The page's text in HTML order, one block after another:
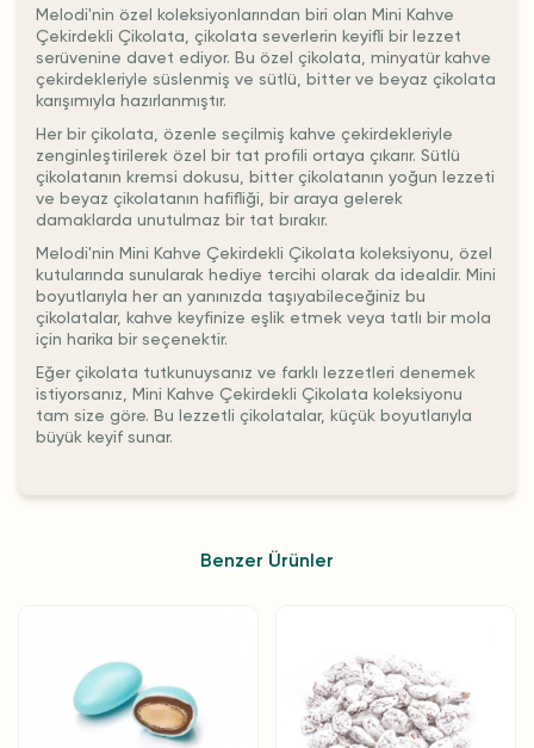
Melodi'nin özel koleksiyonlarından biri olan Mini Kahve
Çekirdekli Çikolata, çikolata severlerin keyifli bir lezzet
serüvenine davet ediyor. Bu özel çikolata, minyatür kahve
çekirdekleriyle süslenmiş ve sütlü, bitter ve beyaz çikolata
karışımıyla hazırlanmıştır.
Her bir çikolata, özenle seçilmiş kahve çekirdekleriyle
zenginleştirilerek özel bir tat profili ortaya çıkarır. Sütlü
çikolatanın kremsi dokusu, bitter çikolatanın yoğun lezzeti
ve beyaz çikolatanın hafifliği, bir araya gelerek
damaklarda unutulmaz bir tat bırakır.
Melodi'nin Mini Kahve Çekirdekli Çikolata koleksiyonu, özel
kutularında sunularak hediye tercihi olarak da idealdir. Mini
boyutlarıyla her an yanınızda taşıyabileceğiniz bu
çikolatalar, kahve keyfinize eşlik etmek veya tatlı bir mola
için harika bir seçenektir.
Eğer çikolata tutkunuysanız ve farklı lezzetleri denemek
istiyorsanız, Mini Kahve Çekirdekli Çikolata koleksiyonu
tam size göre. Bu lezzetli çikolatalar, küçük boyutlarıyla
büyük keyif sunar.
Benzer Ürünler